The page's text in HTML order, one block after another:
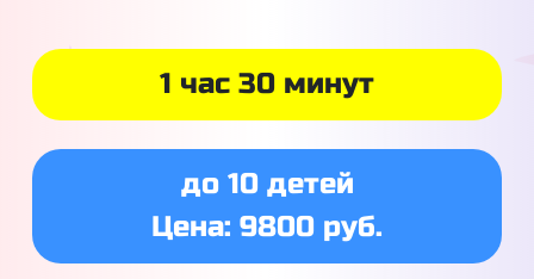
1 час 30 минут
до 10 детей
Цена: 9800 руб.